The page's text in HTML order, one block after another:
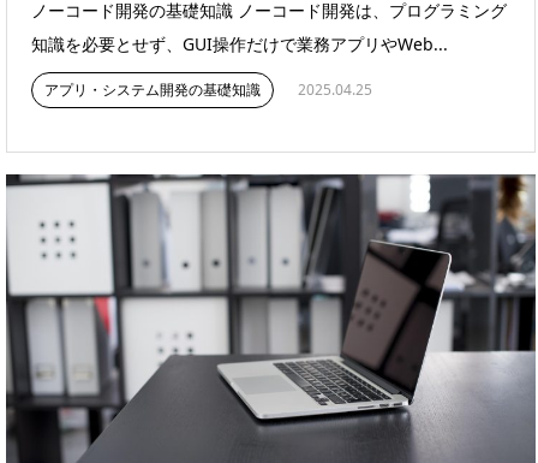
ノーコード開発の基礎知識 ノーコード開発は、プログラミング
知識を必要とせず、GUI操作だけで業務アプリやWeb...
アプリ・システム開発の基礎知識 2025.04.25